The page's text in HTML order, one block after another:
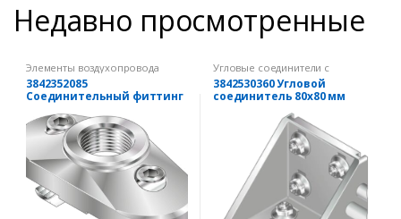
Недавно просмотренные
Элементы воздухопровода
3842352085
Соединительный фиттинг
Угловые соединители с
комплектом крепежа
3842530360 Угловой
соединитель 80х80 мм